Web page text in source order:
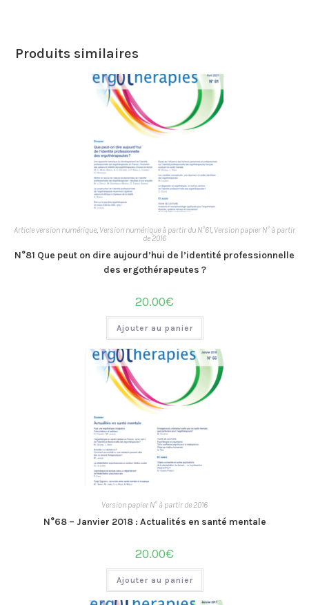
Produits similaires
Article version numérique, Version numérique à partir du N°61, Version papier N° à partir
de 2016
N°81 Que peut on dire aujourd’hui de l’identité professionnelle
des ergothérapeutes ?
20.00€
Ajouter au panier
Version papier N° à partir de 2016
N°68 – Janvier 2018 : Actualités en santé mentale
20.00€
Ajouter au panier